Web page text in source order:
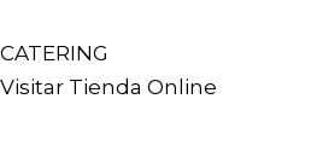
CATERING
Visitar Tienda Online